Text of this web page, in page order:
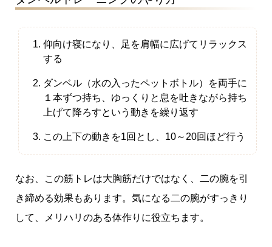
仰向け寝になり、足を肩幅に広げてリラックス
する
ダンベル（水の入ったペットボトル）を両手に
１本ずつ持ち、ゆっくりと息を吐きながら持ち
上げて降ろすという動きを繰り返す
この上下の動きを1回とし、10～20回ほど行う
なお、この筋トレは大胸筋だけではなく、二の腕を引
き締める効果もあります。気になる二の腕がすっきり
して、メリハリのある体作りに役立ちます。